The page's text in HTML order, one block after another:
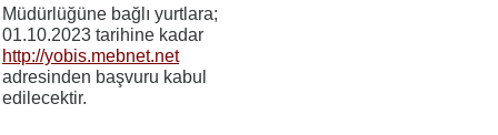
Müdürlüğüne bağlı yurtlara;
01.10.2023 tarihine kadar
http://yobis.mebnet.net
adresinden başvuru kabul
edilecektir.